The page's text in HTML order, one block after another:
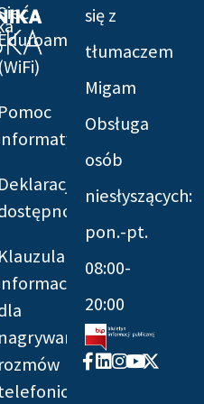
(WiFi)
Pomoc
Deklaracja
Klauzula
nagrywania
rozmów
się z
tłumaczem
Migam
Obsługa
osób
niesłyszących:
pon.-pt.
08:00-
20:00
Facebook-
f
Linkedin
Instagram
Youtube
X-
twitter